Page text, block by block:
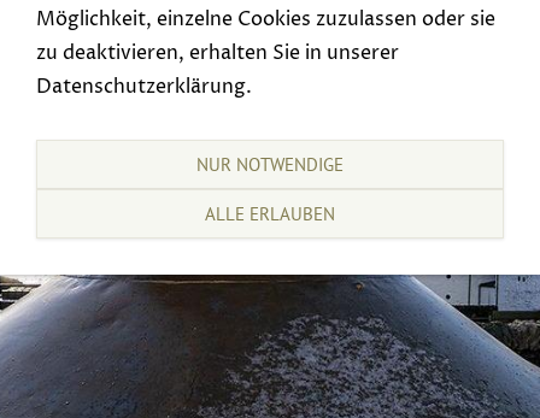
Möglichkeit, einzelne Cookies zuzulassen oder sie
zu deaktivieren, erhalten Sie in unserer
Datenschutzerklärung.
NUR NOTWENDIGE
ALLE ERLAUBEN